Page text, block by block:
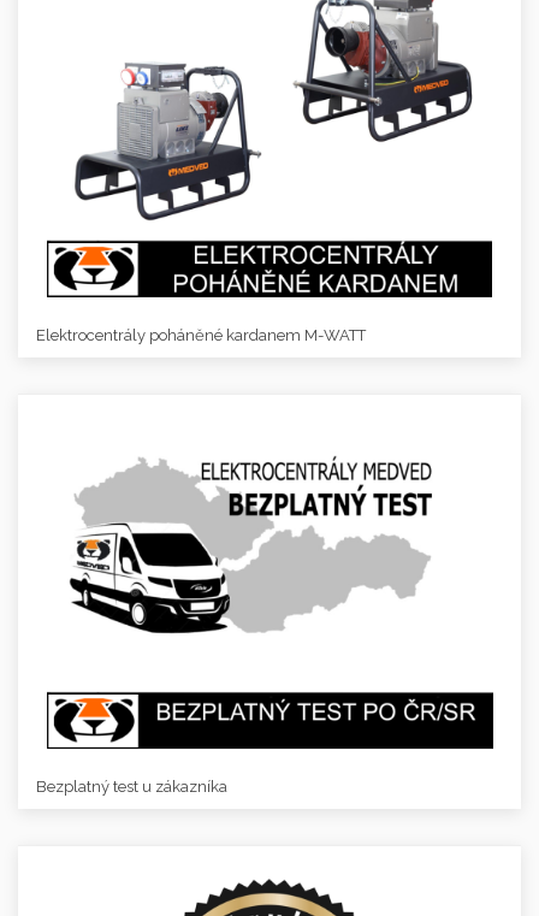
Elektrocentrály poháněné kardanem M-WATT
Bezplatný test u zákazníka